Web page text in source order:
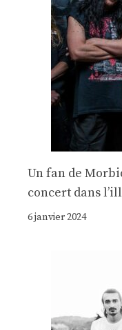
Un fan de
concert dans
6 janvier 2024